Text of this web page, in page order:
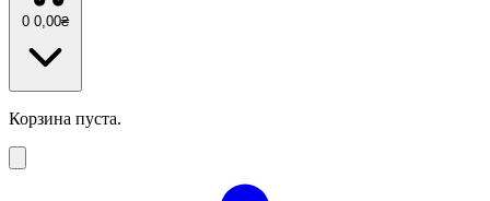
0 0 ,00₴
Корзина пуста.